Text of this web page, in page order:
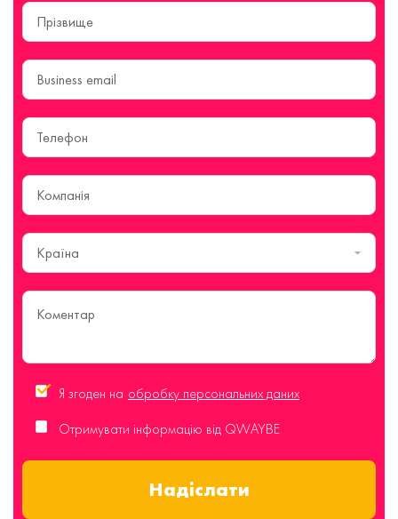
Країна
Я згоден на обробку персональних даних
Отримувати інформацію від QWAYBE
Надіслати